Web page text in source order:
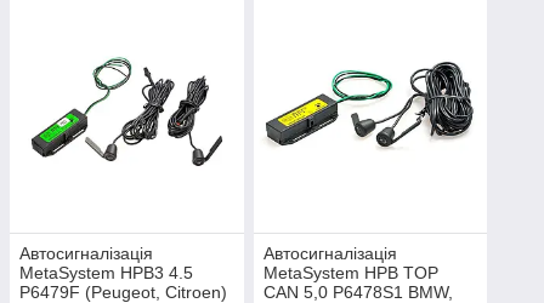
Автосигналізація
MetaSystem HPB3 4.5
P6479F (Peugeot, Citroen)
Автосигналізація
MetaSystem HPB TOP
CAN 5,0 P6478S1 BMW,